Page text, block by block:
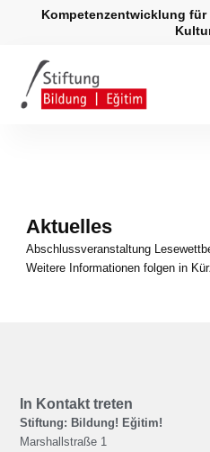
Kompetenzentwicklung
Aktuelles
Abschlussveranstaltung
Weitere Informationen folgen in
In Kontakt treten
Stiftung: Bildung! Eğitim!
Marshallstraße 1